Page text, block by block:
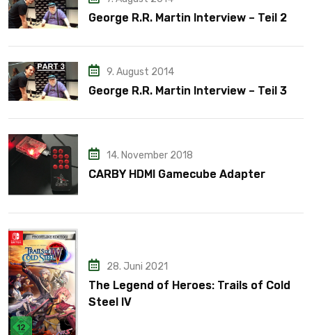
George R.R. Martin Interview – Teil 2
9. August 2014
George R.R. Martin Interview – Teil 3
14. November 2018
CARBY HDMI Gamecube Adapter
28. Juni 2021
The Legend of Heroes: Trails of Cold
Steel IV